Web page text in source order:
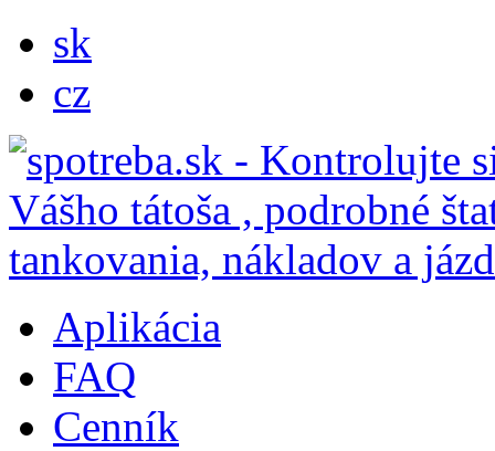
sk
cz
Aplikácia
FAQ
Cenník